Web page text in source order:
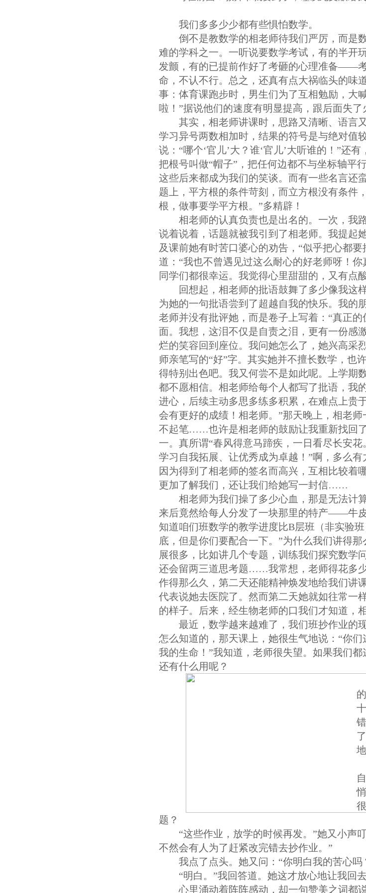
我们多多少少都有些惧怕数学。
倒不是教数学的相老师待我们严厉，而是
难的学科之一。一听说要数学考试，有的半开
发颤，有的已提前作好了考砸的心理准备——
命，不认不行。总之，还真有点大祸临头的味
事：体育课跑步时，男生们为了互相勉励，大
啦！”据说他们的速度有明显提高，跟后面失了
其实，相老师讲课时，思路又清晰、语言
学习异号两数相加时，结果的符号是与绝对值
说：“哪个‘官儿’大？谁‘官儿’大听谁的！”还
把根号叫做“帽子”，把任何边都不与坐标轴
这些后来都成为我们的笑谈。而有一些名言还
题上，平方根的条件苛刻，而立方根没有条件
根，做事要学平方根。”多精辟！
相老师的认真负责也是出名的。一次，我
说着说着，话题就被我引到了相老师。我提起
及课前她有时苦口婆心的劝告，“似乎把心都
道：“我也不曾遇见过这么耐心的好老师呀！
同学们都很幸运。我觉得心里甜甜的，又有
回想起，相老师的批语鼓舞了多少像我这
为她的一句批语尝到了超越自我的快乐。我的
老师并没有批评她，而是卷子上写着：“真正
面。我想，这泪不仅是自责之泪，更有一份感
烂的笑容回到座位。我问她怎么了，她兴高采
师亲笔写的“好”字。其实她并不擅长数学，也
得特别出色吧。我又何尝不是如此呢。上学期
都不愿相信。相老师给每个人都写了批语，我
进心，后续主动多思多练多积累，在难点上贵
会有更好的成绩！相老师。”那天晚上，相老
不起笔……也许是相老师的鼓励让我重新找回
一。真所谓“春风得意马蹄疾，一日看尽长安
学习自我拓展、让优秀成为卓越！”啊，多么有
因为得到了相老师的签名而高兴，互相比较着
更加了解我们，还让我们给她写一封信……
相老师为我们操了多少心血，那是无法计
来后竟然给每人分发了一块那里的特产——牛
知道咱们班数学的教学进度比B层班（非实验
底，但是你们要配合一下。”为什么我们讲得
展很多，比如讲几个专题，训练我们探究数学
还会留两三道思考题……我常想，老师得花多
作得那么久，第二天还能精神焕发地给我们
代表说她去医院了。然而第二天她就如往常一
的样子。后来，经生物老师的口我们才知道
最近，数学越来越难了，我们班抄作业的
怎么知道的，那天课上，她很生气地说：“你
我的生命！”我知道，老师很失望。如果我们
还有什么用呢？
题？
“这些作业，放学的时候再发。”她又小声
不然会有人为了赶紧改完错去抄作业。”
我点了点头。她又问：“你明白我的苦心吗
“明白。”我回答道。她这才放心地让我回去
心里涌动着阵阵感动，却一句赞美之词